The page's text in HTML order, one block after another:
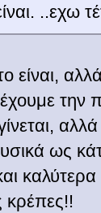
..εχω
είναι,
έχουμε
ως
κρέπες!!